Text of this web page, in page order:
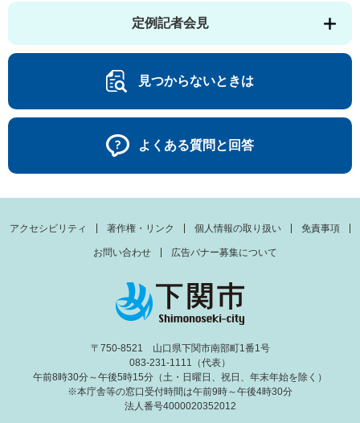
定例記者会見
見つからないときは
よくある質問と回答
アクセシビリティ 著作権・リンク 個人情報の取り扱い 免責事項
お問い合わせ 広告バナー募集について
〒750-8521 山口県下関市南部町1番1号
083-231-1111（代表）
午前8時30分～午後5時15分（土・日曜日、祝日、年末年始を除く）
※本庁舎等の窓口受付時間は午前9時～午後4時30分
法人番号4000020352012